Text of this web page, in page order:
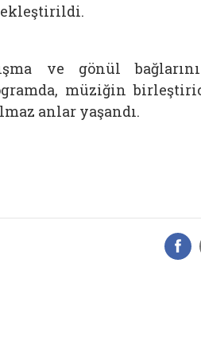
ve gönül
müziğin
anlar yaşandı.